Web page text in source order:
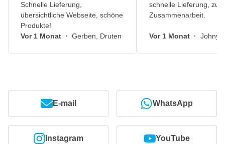
Schnelle Lieferung,
übersichtliche Webseite, schöne
Produkte!
Vor 1 Monat · Gerben, Druten
schnelle Lieferung,
Zusammenarbeit.
Vor 1 Monat · Johny,
E-mail WhatsApp
Instagram YouTube